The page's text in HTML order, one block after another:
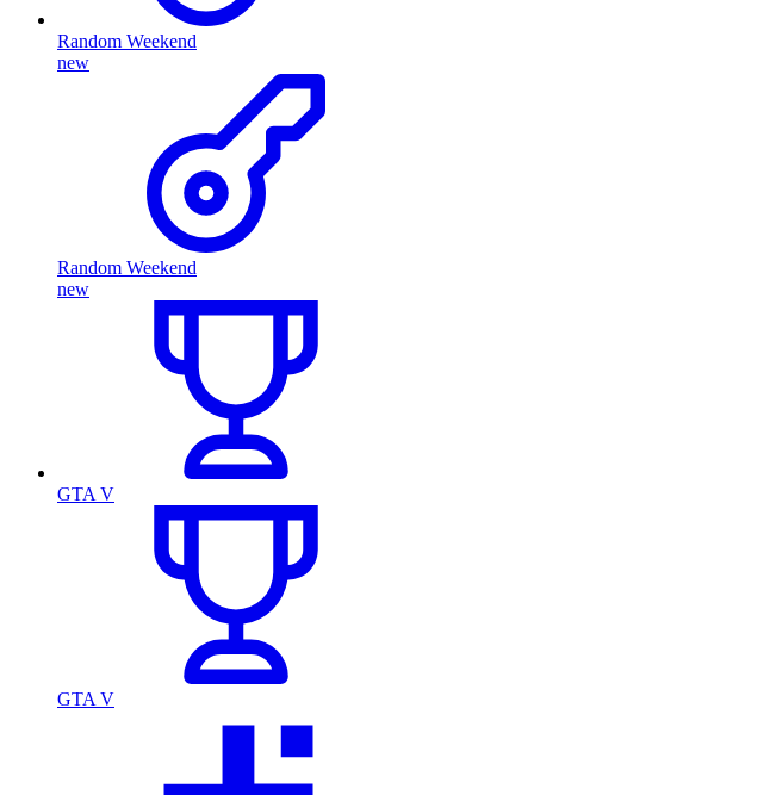
Random Weekend
new
Random Weekend
new
GTA V
GTA V